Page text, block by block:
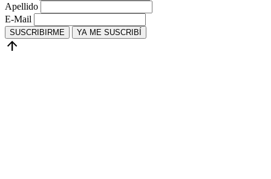
Apellido
E-Mail
SUSCRIBIRME YA ME SUSCRIBÍ
arrow_upward